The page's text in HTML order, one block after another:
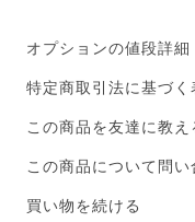
オプションの値段詳細
特定商取引法に基づく
この商品を友達に教え
この商品について問い
買い物を続ける